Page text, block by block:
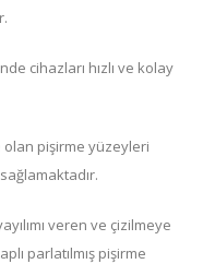
cihazları hızlı ve kolay
pişirme yüzeyleri
veren ve çizilmeye
parlatılmış pişirme